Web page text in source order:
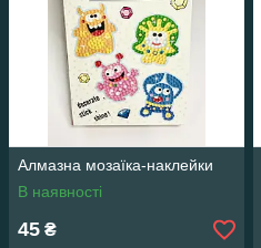
Алмазна мозаїка-наклейки
В наявності
45 ₴